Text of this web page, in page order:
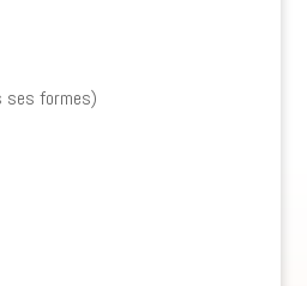
ses formes)